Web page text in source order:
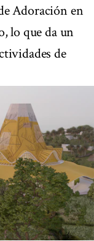
Adoración en
lo que da un
de